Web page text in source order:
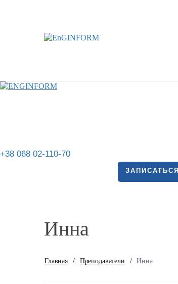
+38 068 02-110-70
ЗАПИСАТЬСЯ
Инна
Главная / Преподаватели / Инна